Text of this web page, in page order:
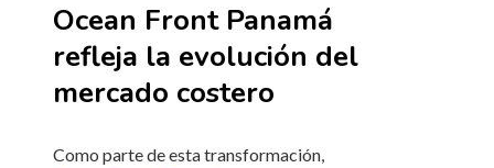
Ocean Front Panamá
refleja la evolución del
mercado costero
Como parte de esta transformación,